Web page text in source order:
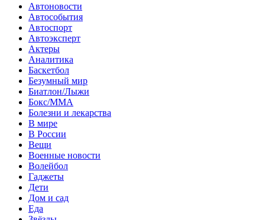
Автоновости
Автособытия
Автоспорт
Автоэксперт
Актеры
Аналитика
Баскетбол
Безумный мир
Биатлон/Лыжи
Бокс/MMA
Болезни и лекарства
В мире
В России
Вещи
Военные новости
Волейбол
Гаджеты
Дети
Дом и сад
Еда